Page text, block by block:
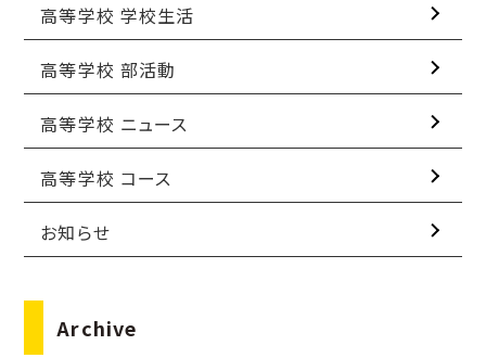
高等学校 学校生活
高等学校 部活動
高等学校 ニュース
高等学校 コース
お知らせ
Archive